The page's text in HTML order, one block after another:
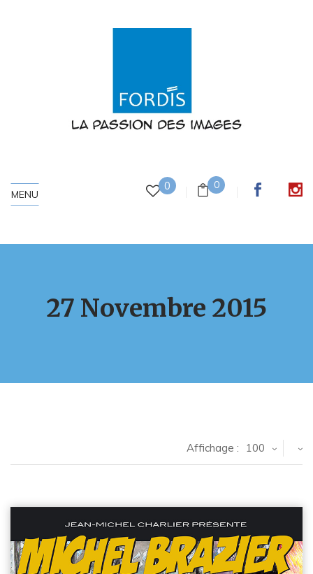
0 0
MENU
27 Novembre 2015
Affichage : 100